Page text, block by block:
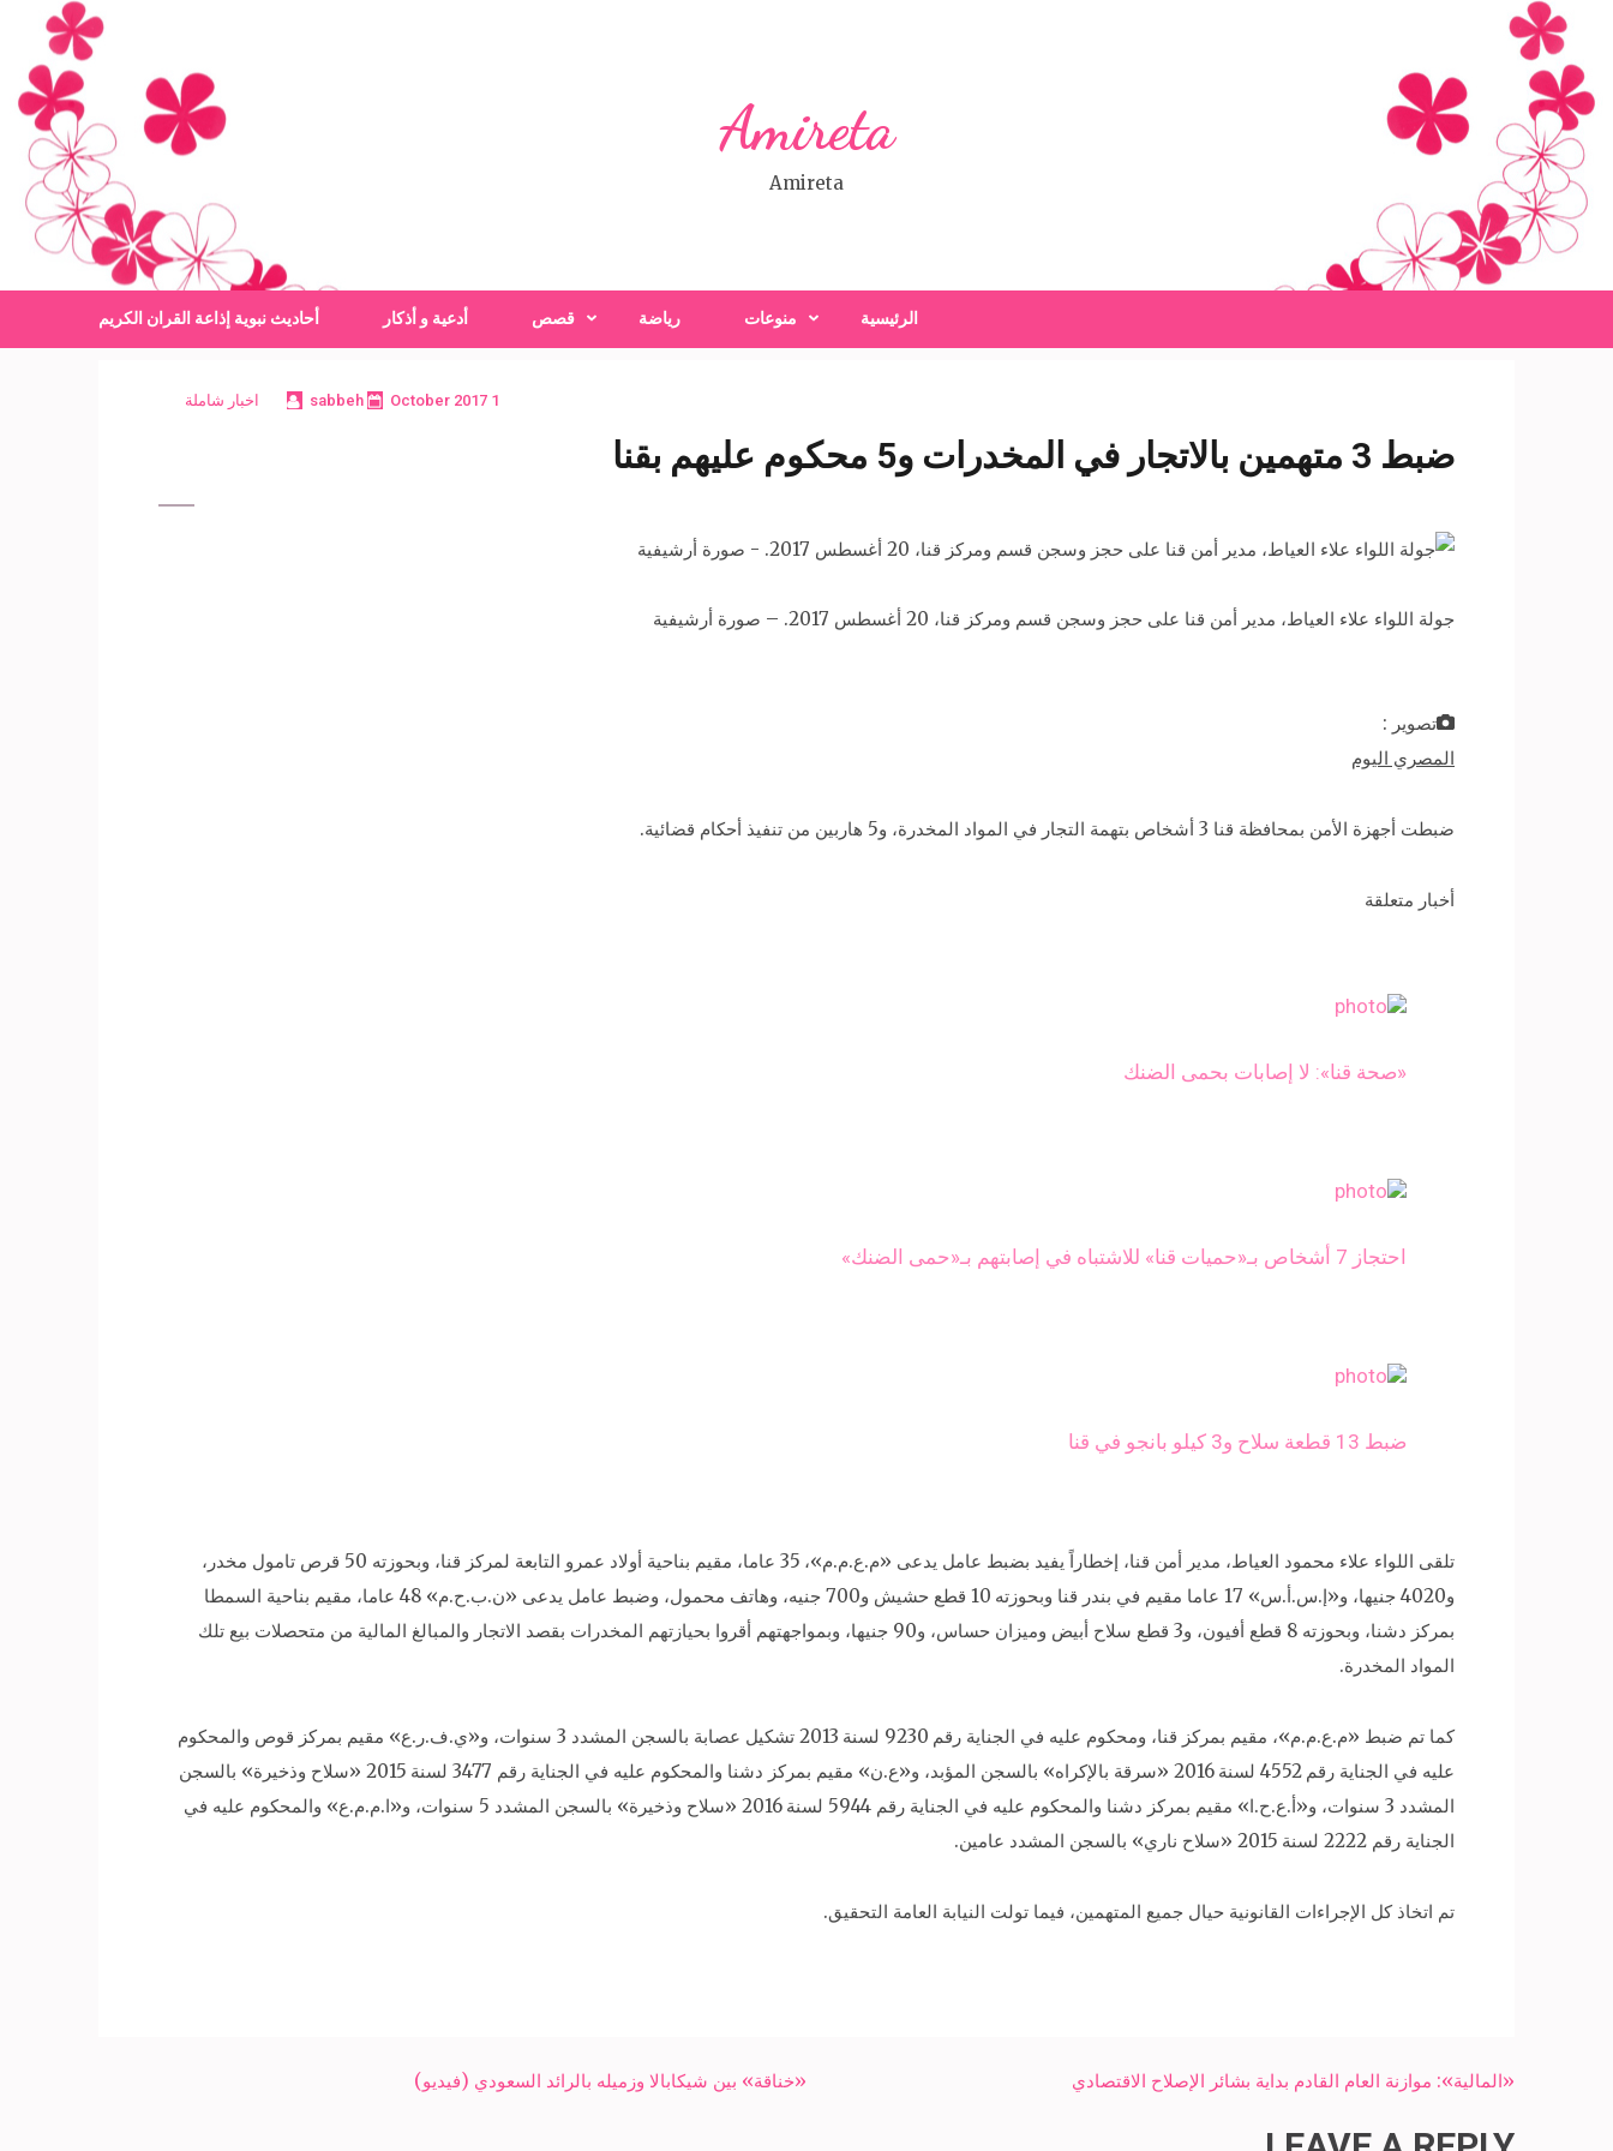
content
(Press
Enter)
Amireta
Amireta
الرئيسية منوعات رياضة قصص أدعية و أذكار أحاديث نبوية إذاعة القران الكريم
1 October 2017
sabbeh اخبار شاملة
ضبط 3 متهمين بالاتجار في المخدرات و5 محكوم عليهم بقنا
جولة اللواء علاء العياط، مدير أمن قنا على حجز وسجن قسم ومركز قنا، 20 أغسطس 2017. – صورة أرشيفية
تصوير :
المصري اليوم
ضبطت أجهزة الأمن بمحافظة قنا 3 أشخاص بتهمة التجار في المواد المخدرة، و5 هاربين من تنفيذ أحكام قضائية.
أخبار متعلقة
«صحة قنا»: لا إصابات بحمى الضنك
احتجاز 7 أشخاص بـ«حميات قنا» للاشتباه في إصابتهم بـ«حمى الضنك»
ضبط 13 قطعة سلاح و3 كيلو بانجو في قنا
تلقى اللواء علاء محمود العياط، مدير أمن قنا، إخطاراً يفيد بضبط عامل يدعى «م.ع.م.م»، 35 عاما، مقيم بناحية أولاد عمرو التابعة لمركز قنا، وبحوزته 50 قرص تامول مخدر،
و4020 جنيها، و«إ.س.أ.س» 17 عاما مقيم في بندر قنا وبحوزته 10 قطع حشيش و700 جنيه، وهاتف محمول، وضبط عامل يدعى «ن.ب.ح.م» 48 عاما، مقيم بناحية السمطا
بمركز دشنا، وبحوزته 8 قطع أفيون، و3 قطع سلاح أبيض وميزان حساس، و90 جنيها، وبمواجهتهم أقروا بحيازتهم المخدرات بقصد الاتجار والمبالغ المالية من متحصلات بيع تلك
المواد المخدرة.
كما تم ضبط «م.ع.م.م»، مقيم بمركز قنا، ومحكوم عليه في الجناية رقم 9230 لسنة 2013 تشكيل عصابة بالسجن المشدد 3 سنوات، و«ي.ف.ر.ع» مقيم بمركز قوص والمحكوم
عليه في الجناية رقم 4552 لسنة 2016 «سرقة بالإكراه» بالسجن المؤبد، و«ع.ن» مقيم بمركز دشنا والمحكوم عليه في الجناية رقم 3477 لسنة 2015 «سلاح وذخيرة» بالسجن
المشدد 3 سنوات، و«أ.ع.ح.ا» مقيم بمركز دشنا والمحكوم عليه في الجناية رقم 5944 لسنة 2016 «سلاح وذخيرة» بالسجن المشدد 5 سنوات، و«ا.م.م.ع» والمحكوم عليه في
الجناية رقم 2222 لسنة 2015 «سلاح ناري» بالسجن المشدد عامين.
تم اتخاذ كل الإجراءات القانونية حيال جميع المتهمين، فيما تولت النيابة العامة التحقيق.
Post
«خناقة» بين شيكابالا وزميله بالرائد السعودي (فيديو) «المالية»: موازنة العام القادم بداية بشائر الإصلاح الاقتصادي